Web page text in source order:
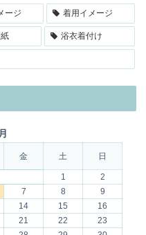
ージ 着用イメージ
浴衣着付け
金 土 日
1
2
7 8
9
14 15
16
21 22
23